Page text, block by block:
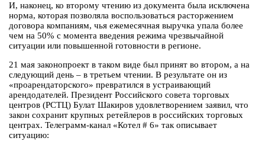
И, наконец, ко второму чтению из документа была исключена
норма, которая позволяла воспользоваться расторжением
договора компаниям, чья ежемесячная выручка упала более
чем на 50% с момента введения режима чрезвычайной
ситуации или повышенной готовности в регионе.
21 мая законопроект в таком виде был принят во втором, а на
следующий день – в третьем чтении. В результате он из
«проарендаторского» превратился в устраивающий
арендодателей. Президент Российского совета торговых
центров (РСТЦ) Булат Шакиров удовлетворением заявил, что
закон сохранит крупных ретейлеров в российских торговых
центрах. Телеграмм-канал «Котел # 6» так описывает
ситуацию: